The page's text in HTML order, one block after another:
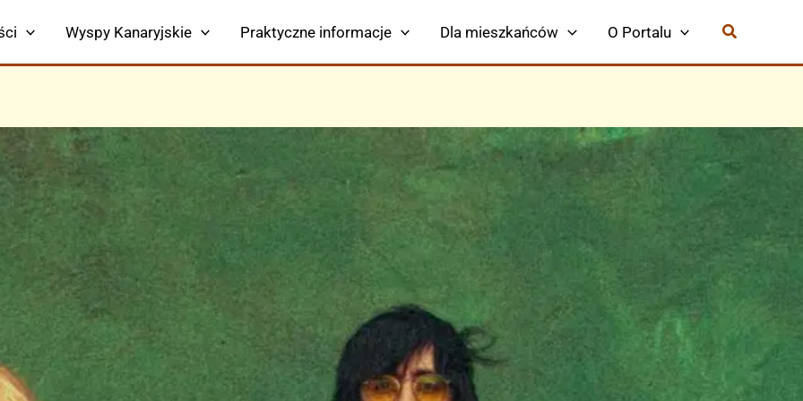
Wyspy Kanaryjskie Praktyczne informacje Dla mieszkańców O Portalu